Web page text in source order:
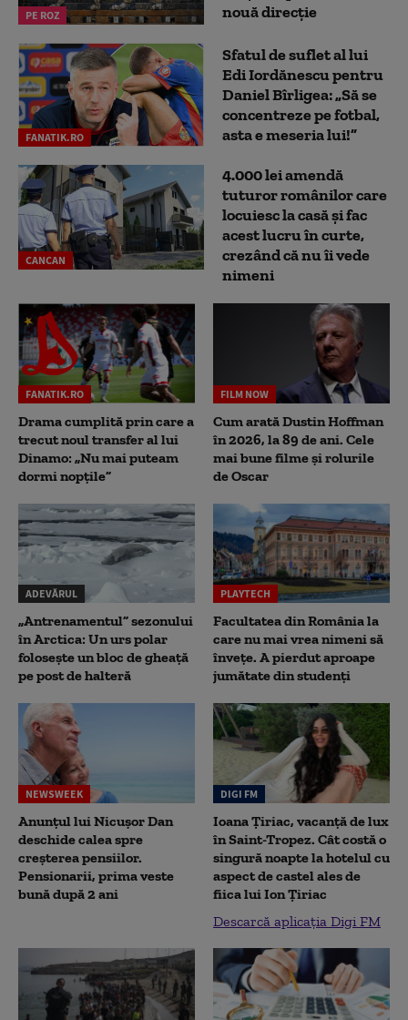
PE ROZ
nouă direcție
FANATIK.RO
Sfatul de suflet al lui
Edi Iordănescu pentru
Daniel Bîrligea: „Să se
concentreze pe fotbal,
asta e meseria lui!”
CANCAN
4.000 lei amendă
tuturor românilor care
locuiesc la casă și fac
acest lucru în curte,
crezând că nu îi vede
nimeni
FANATIK.RO
Drama cumplită prin care a
trecut noul transfer al lui
Dinamo: „Nu mai puteam
dormi nopțile”
FILM NOW
Cum arată Dustin Hoffman
în 2026, la 89 de ani. Cele
mai bune filme și rolurile
de Oscar
ADEVĂRUL
„Antrenamentul” sezonului
în Arctica: Un urs polar
folosește un bloc de gheață
pe post de halteră
PLAYTECH
Facultatea din România la
care nu mai vrea nimeni să
înveţe. A pierdut aproape
jumătate din studenţi
NEWSWEEK
Anunțul lui Nicușor Dan
deschide calea spre
creșterea pensiilor.
Pensionarii, prima veste
bună după 2 ani
DIGI FM
Ioana Țiriac, vacanță de lux
în Saint-Tropez. Cât costă o
singură noapte la hotelul cu
aspect de castel ales de
fiica lui Ion Țiriac
Descarcă aplicația Digi FM